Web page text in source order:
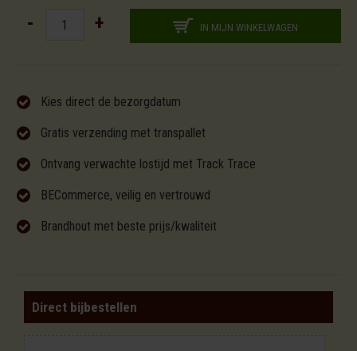
- + IN MIJN WINKELWAGEN
Kies direct de bezorgdatum
Gratis verzending met transpallet
Ontvang verwachte lostijd met Track Trace
BECommerce, veilig en vertrouwd
Brandhout met beste prijs/kwaliteit
Direct bijbestellen